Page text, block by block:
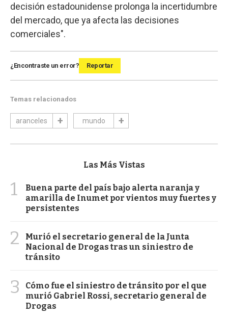
decisión estadounidense prolonga la incertidumbre
del mercado, que ya afecta las decisiones
comerciales".
¿Encontraste un error? Reportar
Temas relacionados
aranceles mundo
Las Más Vistas
1
Buena parte del país bajo alerta naranja y
amarilla de Inumet por vientos muy fuertes y
persistentes
2
Murió el secretario general de la Junta
Nacional de Drogas tras un siniestro de
tránsito
3
Cómo fue el siniestro de tránsito por el que
murió Gabriel Rossi, secretario general de
Drogas